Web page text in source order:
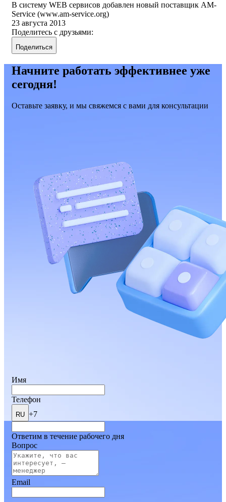
В систему WEB сервисов добавлен новый поставщик AM-
Service (www.am-service.org)
23 августа 2013
Поделитесь с друзьями:
Поделиться
Начните работать эффективнее уже
сегодня!
Оставьте заявку, и мы свяжемся с вами для консультации
Имя
Телефон
RU +7
Ответим в течение рабочего дня
Вопрос
Email